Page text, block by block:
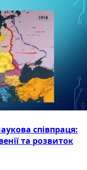
співпраця:
та розвиток